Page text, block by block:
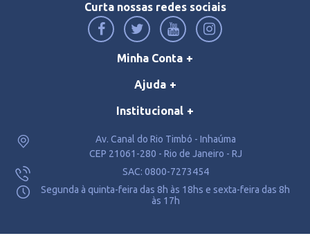
Curta nossas redes sociais
Minha Conta
Ajuda
Institucional
Av. Canal do Rio Timbó - Inhaúma
CEP 21061-280 - Rio de Janeiro - RJ
SAC: 0800-7273454
Segunda à quinta-feira das 8h às 18hs e sexta-feira das 8h
às 17h